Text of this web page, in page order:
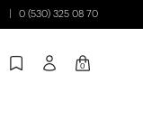
0 (530) 325 08 70
0